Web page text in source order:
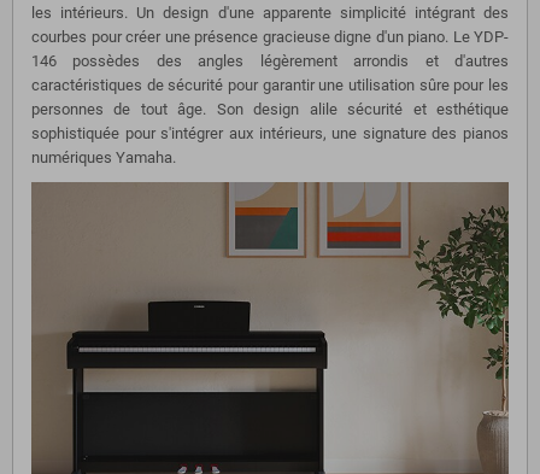
les intérieurs. Un design d'une apparente simplicité intégrant des
courbes pour créer une présence gracieuse digne d'un piano. Le YDP-
146 possèdes des angles légèrement arrondis et d'autres
caractéristiques de sécurité pour garantir une utilisation sûre pour les
personnes de tout âge. Son design alile sécurité et esthétique
sophistiquée pour s'intégrer aux intérieurs, une signature des pianos
numériques Yamaha.